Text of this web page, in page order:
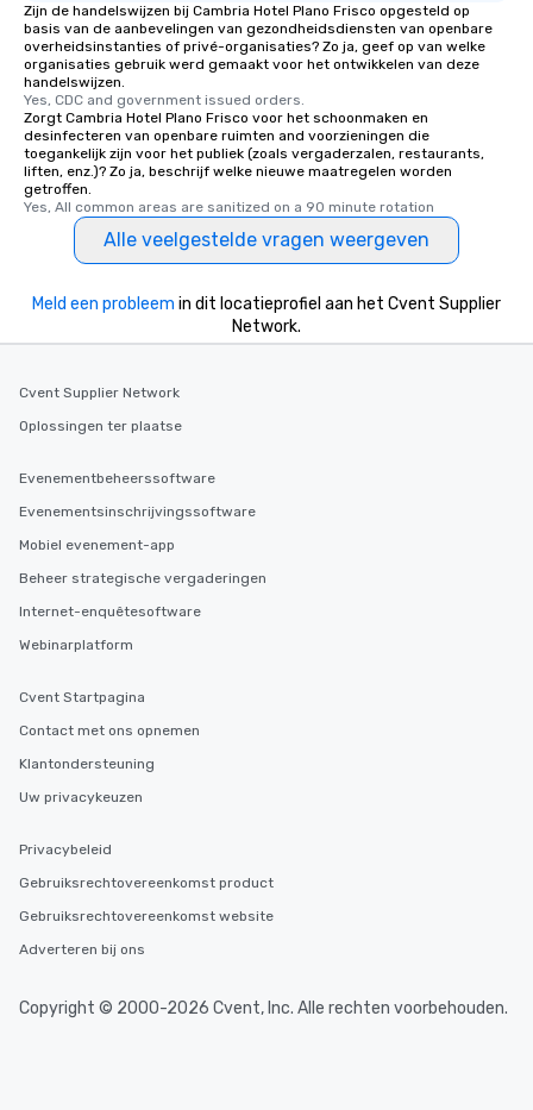
Zijn de handelswijzen bij Cambria Hotel Plano Frisco opgesteld op
basis van de aanbevelingen van gezondheidsdiensten van openbare
overheidsinstanties of privé-organisaties? Zo ja, geef op van welke
organisaties gebruik werd gemaakt voor het ontwikkelen van deze
handelswijzen.
Yes, CDC and government issued orders.
Zorgt Cambria Hotel Plano Frisco voor het schoonmaken en
desinfecteren van openbare ruimten and voorzieningen die
toegankelijk zijn voor het publiek (zoals vergaderzalen, restaurants,
liften, enz.)? Zo ja, beschrijf welke nieuwe maatregelen worden
getroffen.
Yes, All common areas are sanitized on a 90 minute rotation
Alle veelgestelde vragen weergeven
Meld een probleem in dit locatieprofiel aan het Cvent Supplier
Network.
Cvent Supplier Network
Oplossingen ter plaatse
Evenementbeheerssoftware
Evenementsinschrijvingssoftware
Mobiel evenement-app
Beheer strategische vergaderingen
Internet-enquêtesoftware
Webinarplatform
Cvent Startpagina
Contact met ons opnemen
Klantondersteuning
Uw privacykeuzen
Privacybeleid
Gebruiksrechtovereenkomst product
Gebruiksrechtovereenkomst website
Adverteren bij ons
Copyright © 2000-2026 Cvent, Inc. Alle rechten voorbehouden.